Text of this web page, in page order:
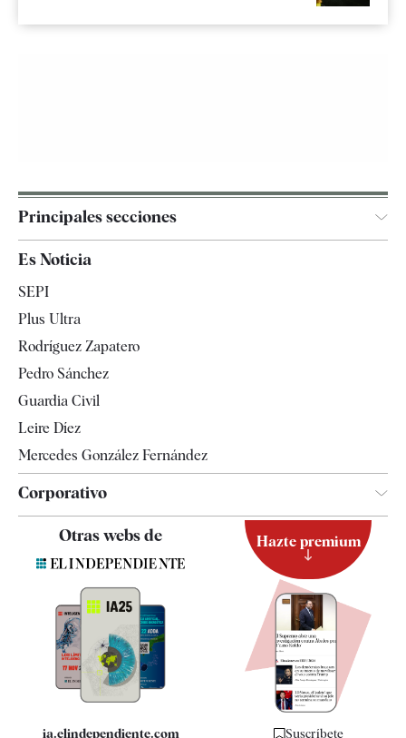
Principales secciones
España
Televisión
Es Noticia
SEPI
Plus Ultra
Rodríguez Zapatero
Pedro Sánchez
Guardia Civil
Leire Díez
Mercedes González Fernández
Corporativo
Contacto
Quiénes somos
Especificaciones
Otras webs de
ia.elindependiente.com
Hazte premium
Suscríbete